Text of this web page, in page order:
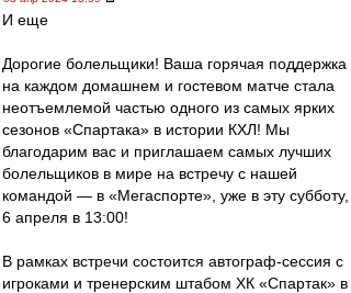
И еще
Дорогие болельщики! Ваша горячая поддержка
на каждом домашнем и гостевом матче стала
неотъемлемой частью одного из самых ярких
сезонов «Спартака» в истории КХЛ! Мы
благодарим вас и приглашаем самых лучших
болельщиков в мире на встречу с нашей
командой — в «Мегаспорте», уже в эту субботу,
6 апреля в 13:00!
В рамках встречи состоится автограф-сессия с
игроками и тренерским штабом ХК «Спартак» в